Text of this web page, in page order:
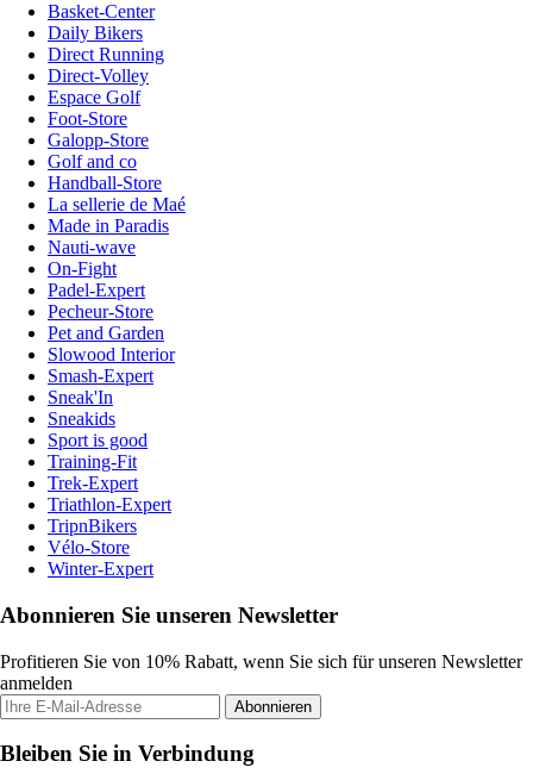
Basket-Center
Daily Bikers
Direct Running
Direct-Volley
Espace Golf
Foot-Store
Galopp-Store
Golf and co
Handball-Store
La sellerie de Maé
Made in Paradis
Nauti-wave
On-Fight
Padel-Expert
Pecheur-Store
Pet and Garden
Slowood Interior
Smash-Expert
Sneak'In
Sneakids
Sport is good
Training-Fit
Trek-Expert
Triathlon-Expert
TripnBikers
Vélo-Store
Winter-Expert
Abonnieren Sie unseren Newsletter
Profitieren Sie von 10% Rabatt, wenn Sie sich für unseren Newsletter
anmelden
Abonnieren
Bleiben Sie in Verbindung